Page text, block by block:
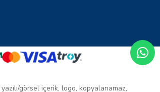
görsel içerik, logo, kopyalanamaz,